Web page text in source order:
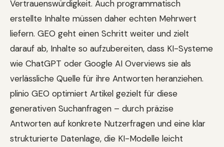
Vertrauenswürdigkeit. Auch programmatisch
erstellte Inhalte müssen daher echten Mehrwert
liefern. GEO geht einen Schritt weiter und zielt
darauf ab, Inhalte so aufzubereiten, dass KI-Systeme
wie ChatGPT oder Google AI Overviews sie als
verlässliche Quelle für ihre Antworten heranziehen.
plinio GEO optimiert Artikel gezielt für diese
generativen Suchanfragen – durch präzise
Antworten auf konkrete Nutzerfragen und eine klar
strukturierte Datenlage, die KI-Modelle leicht